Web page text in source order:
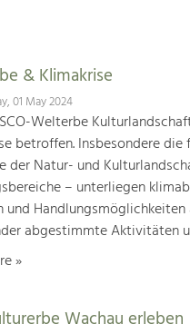
& Klimakrise
01 May 2024
Welterbe
betroffen. Insbesondere
der Natur- und
– unterliegen
und
abgestimmte Aktivitäten
»
Wachau erleben